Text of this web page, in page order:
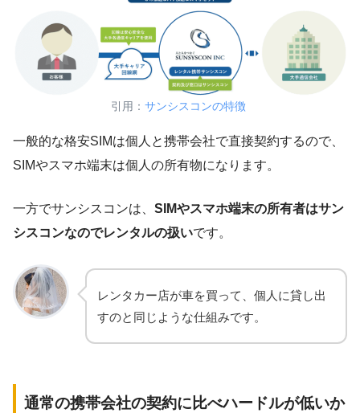
引用： サンシスコンの特徴
一般的な格安SIMは個人と携帯会社で直接契約するので、
SIMやスマホ端末は個人の所有物になります。
一方でサンシスコンは、 SIMやスマホ端末の所有者はサン
シスコンなのでレンタルの扱いです。
レンタカー店が車を買って、個人に貸し出
すのと同じような仕組みです。
通常の携帯会社の契約に比べハードルが低いか